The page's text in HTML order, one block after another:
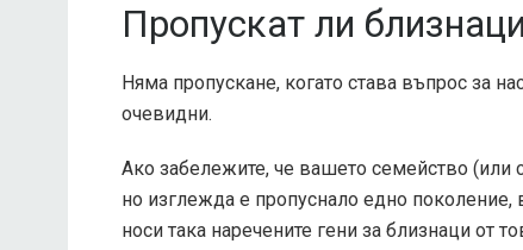
Пропускат ли
Няма пропускане, когато става въпрос за
очевидни.
Ако забележите, че вашето семейство (или
но изглежда е пропуснало едно поколение,
носи така наречените гени за близнаци от